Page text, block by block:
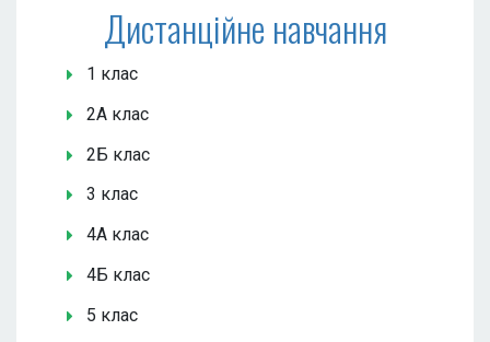
Дистанційне навчання
1 клас
2А клас
2Б клас
3 клас
4А клас
4Б клас
5 клас